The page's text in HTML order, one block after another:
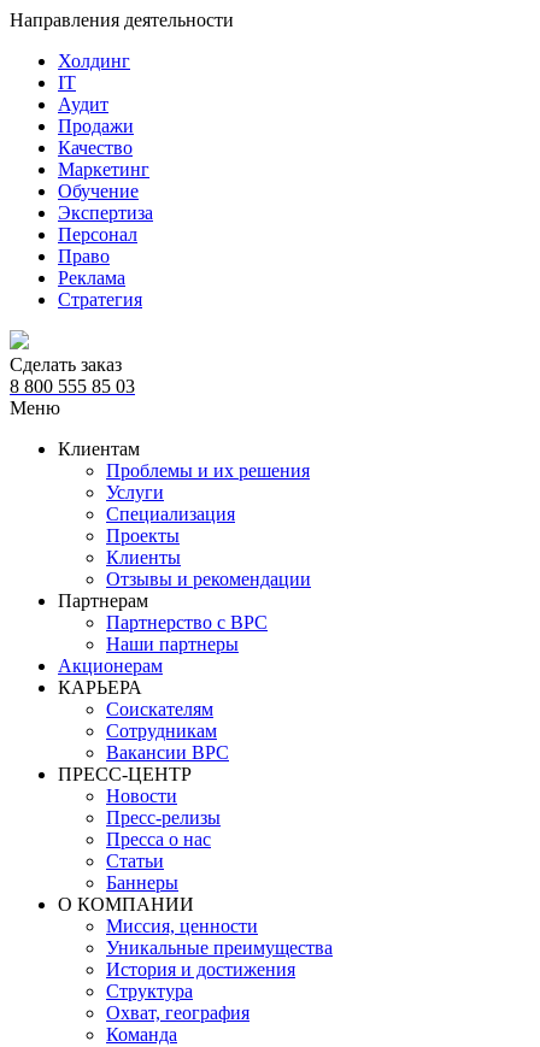
Направления деятельности
Холдинг
IT
Аудит
Продажи
Качество
Маркетинг
Обучение
Экспертиза
Персонал
Право
Реклама
Стратегия
Сделать заказ
8 800 555 85 03
Меню
Клиентам
Проблемы и их решения
Услуги
Специализация
Проекты
Клиенты
Отзывы и рекомендации
Партнерам
Партнерство с BPC
Наши партнеры
Акционерам
КАРЬЕРА
Соискателям
Сотрудникам
Вакансии BPC
ПРЕСС-ЦЕНТР
Новости
Пресс-релизы
Пресса о нас
Статьи
Баннеры
О КОМПАНИИ
Миссия, ценности
Уникальные преимущества
История и достижения
Структура
Охват, география
Команда